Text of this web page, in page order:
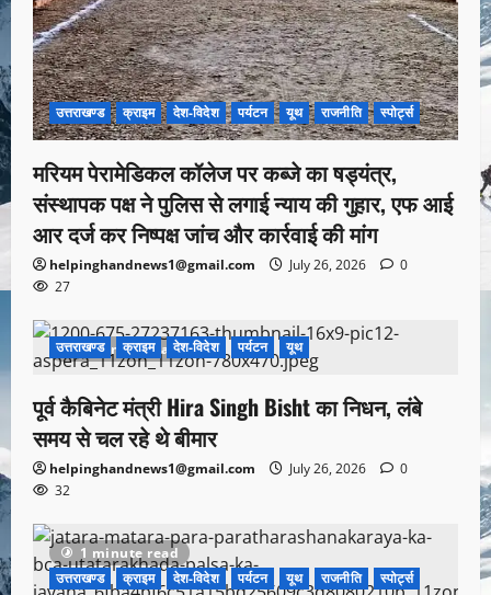
उत्तराखण्ड क्राइम देश-विदेश पर्यटन यूथ राजनीति स्पोर्ट्स
मरियम पेरामेडिकल कॉलेज पर कब्जे का षड्यंत्र,
संस्थापक पक्ष ने पुलिस से लगाई न्याय की गुहार, एफ आई
आर दर्ज कर निष्पक्ष जांच और कार्रवाई की मांग
helpinghandnews1@gmail.com July 26, 2026
0
27
1 minute read
उत्तराखण्ड क्राइम देश-विदेश पर्यटन यूथ
पूर्व कैबिनेट मंत्री Hira Singh Bisht का निधन, लंबे
समय से चल रहे थे बीमार
helpinghandnews1@gmail.com July 26, 2026
0
32
1 minute read
उत्तराखण्ड
क्राइम देश-विदेश पर्यटन यूथ राजनीति
स्पोर्ट्स